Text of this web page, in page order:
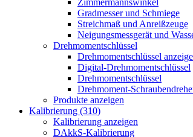
Zimmermannswinkel
Gradmesser und Schmiege
Streichmaß und Anreißzeuge
Neigungsmessgerät und
Drehmomentschlüssel
Drehmomentschlüssel
Digital-Drehmomentschlüssel
Drehmomentschlüssel
Drehmoment-
Produkte anzeigen
Kalibrierung (310)
Kalibrierung anzeigen
DAkkS-Kalibrierung